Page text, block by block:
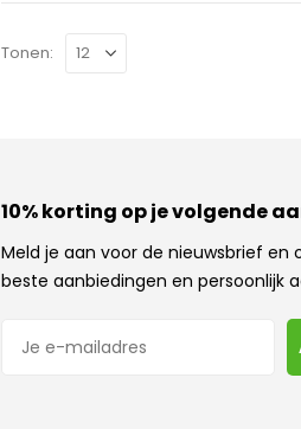
optie
gekozen
Tonen:
10% korting op je volgende
Meld je aan voor de nieuwsbrief en
beste aanbiedingen en persoonlijk